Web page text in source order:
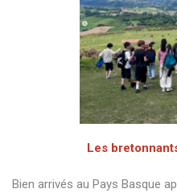
Les
Bien arrivés au Pays Basque